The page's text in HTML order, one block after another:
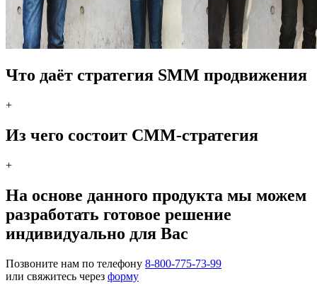
Что даёт стратегия SMM продвижения
+
Из чего состоит СММ-стратегия
+
На основе данного продукта мы можем
разработать готовое решение
индивидуально для Вас
Позвоните нам по телефону 8-800-775-73-99
или свяжитесь через форму